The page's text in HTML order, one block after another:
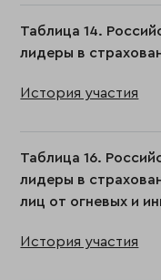
Таблица 14.
лидеры в
История участия
Таблица 16.
лидеры в
лиц от огневых и
История участия